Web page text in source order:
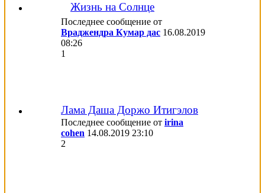
Жизнь на Солнце
Последнее сообщение от
Враджендра Кумар дас 16.08.2019
08:26
1
Лама Даша Доржо Итигэлов
Последнее сообщение от irina
cohen 14.08.2019 23:10
2